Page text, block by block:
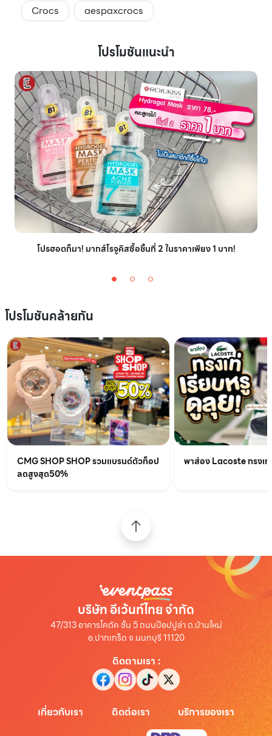
Crocs
aespaxcrocs
โปรโมชันแนะนำ
โปรฮอตก็มา! มากส์โรจูคิสซื้อชิ้นที่ 2 ในราคาเพียง 1 บาท!
โปรโมชันคล้ายกัน
CMG SHOP SHOP รวมแบรนด์ตัวท็อป
ลดสูงสุด50%
พาส่อง Lacoste ทรงเ
บริษัท อีเว้นท์ไทย จำกัด
47/313 อาคารไคตัค ชั้น 5 ถนนป๊อปปูล่า ต.บ้านใหม่
อ.ปากเกร็ด จ.นนทบุรี 11120
ติดตามเรา :
เกี่ยวกับเรา ติดต่อเรา บริการของเรา